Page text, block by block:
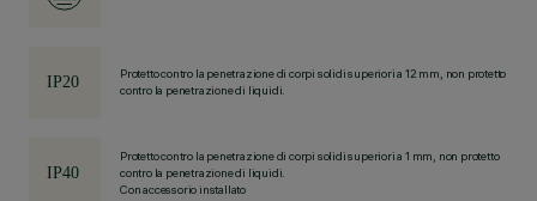
Protetto contro la penetrazione di corpi solidi superiori a 12 mm, non protetto
contro la penetrazione di liquidi.
Protetto contro la penetrazione di corpi solidi superiori a 1 mm, non protetto
contro la penetrazione di liquidi.
Con accessorio installato